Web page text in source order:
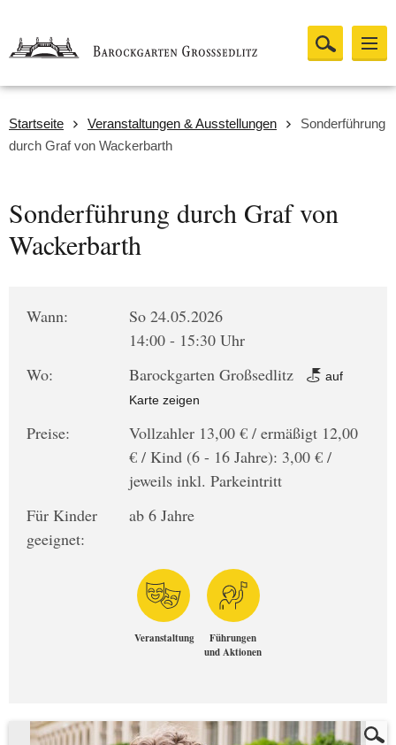
Startseite Veranstaltungen & Ausstellungen
Sonderführung
durch Graf von Wackerbarth
Sonderführung durch Graf von
Wackerbarth
Wann:
So 24.05.2026
14:00 - 15:30 Uhr
Wo:
Barockgarten Großsedlitz
auf
Karte zeigen
Preise:
Vollzahler 13,00 € / ermäßigt 12,00
€ / Kind (6 - 16 Jahre): 3,00 € /
jeweils inkl. Parkeintritt
Für Kinder
geeignet:
ab 6 Jahre
Veranstaltung
Führungen
und Aktionen